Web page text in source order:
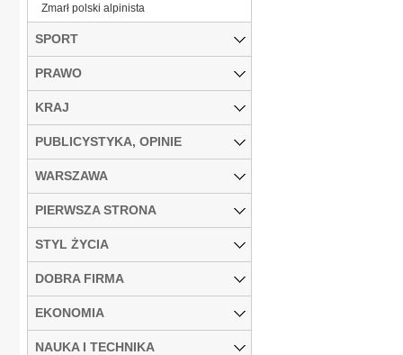
Zmarł polski alpinista
SPORT
PRAWO
KRAJ
PUBLICYSTYKA, OPINIE
WARSZAWA
PIERWSZA STRONA
STYL ŻYCIA
DOBRA FIRMA
EKONOMIA
NAUKA I TECHNIKA